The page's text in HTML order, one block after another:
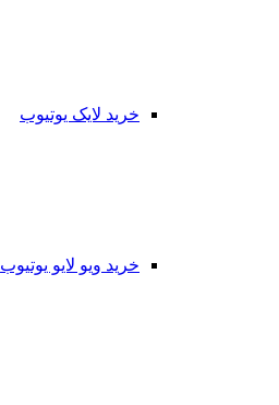
خرید لایک یوتیوب
خرید ویو لایو یوتیوب